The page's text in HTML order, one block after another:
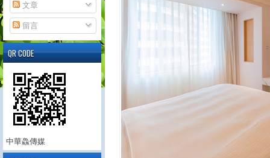
文章
留言
QR CODE
中華鱻傳媒